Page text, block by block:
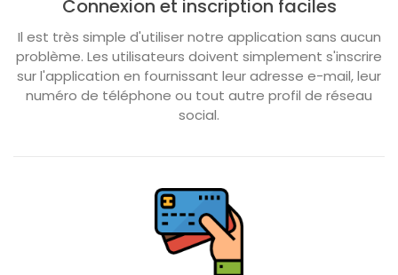
Connexion et inscription faciles
Il est très simple d'utiliser notre application sans aucun
problème. Les utilisateurs doivent simplement s'inscrire
sur l'application en fournissant leur adresse e-mail, leur
numéro de téléphone ou tout autre profil de réseau
social.